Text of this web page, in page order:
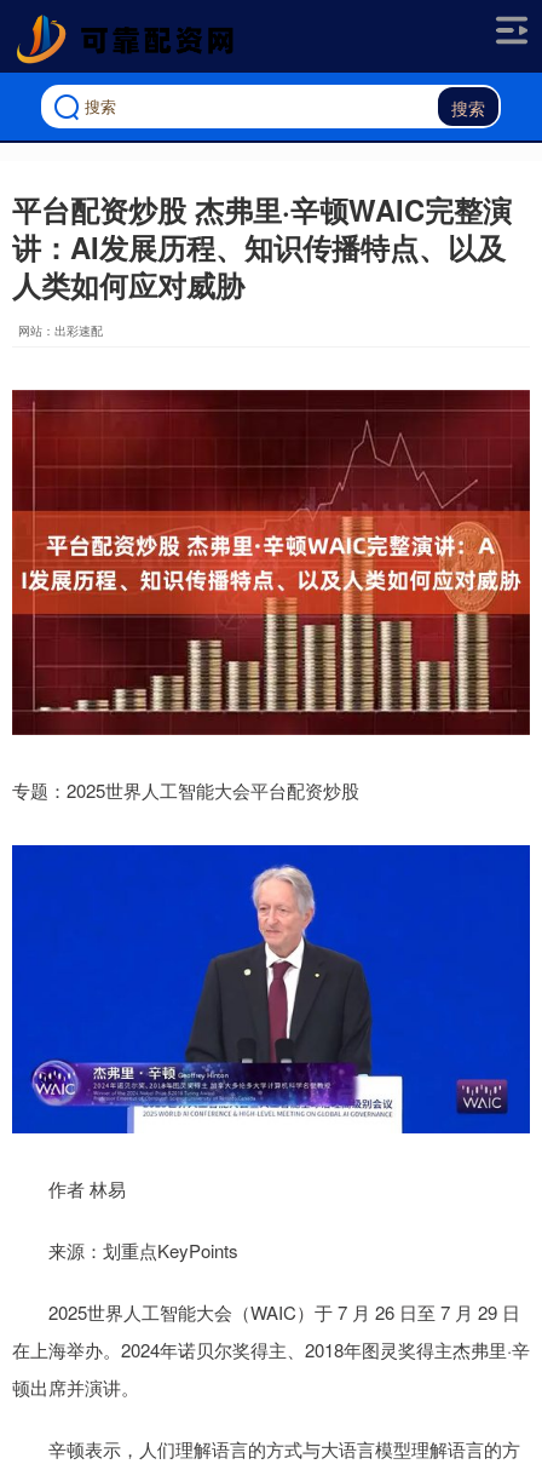
搜索
平台配资炒股 杰弗里·辛顿WAIC完整演
讲：AI发展历程、知识传播特点、以及
人类如何应对威胁
网站：出彩速配
专题：2025世界人工智能大会平台配资炒股
作者 林易
来源：划重点KeyPoints
2025世界人工智能大会（WAIC）于 7 月 26 日至 7 月 29 日
在上海举办。2024年诺贝尔奖得主、2018年图灵奖得主杰弗里·辛
顿出席并演讲。
辛顿表示，人们理解语言的方式与大语言模型理解语言的方